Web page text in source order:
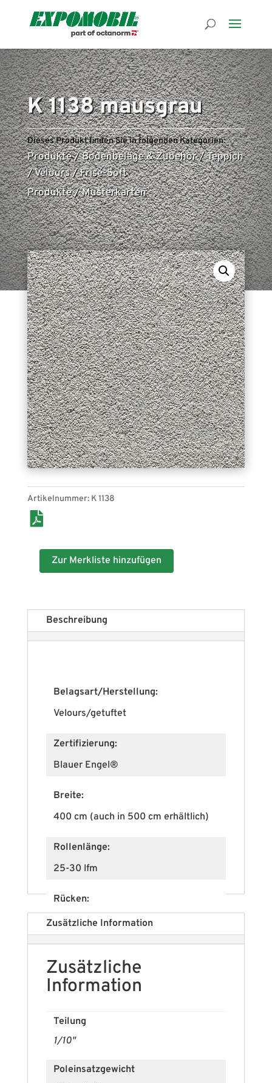
K 1138 mausgrau
Dieses Produkt finden Sie in folgenden Kategorien:
Produkte/Bodenbeläge & Zubehör/Teppich
/Velours/Frisé-Soft
Produkte/Musterkarten
Frisé-Soft K 1138 (mausgrau). Bahnenware, für
den Indoor-Bereich geeignet.
Artikelnummer: K 1138
Zur Merkliste hinzufügen
Beschreibung
Belagsart/Herstellung:
Velours/getuftet
Zertifizierung:
Blauer Engel®
Breite:
400 cm (auch in 500 cm erhältlich)
Rollenlänge:
25-30 lfm
Rücken:
Textil-Vliesrücken
Cfl-s1
100% PA SD
ja
Zusätzliche Information
Zusätzliche
Information
Teilung
1/10"
Poleinsatzgewicht